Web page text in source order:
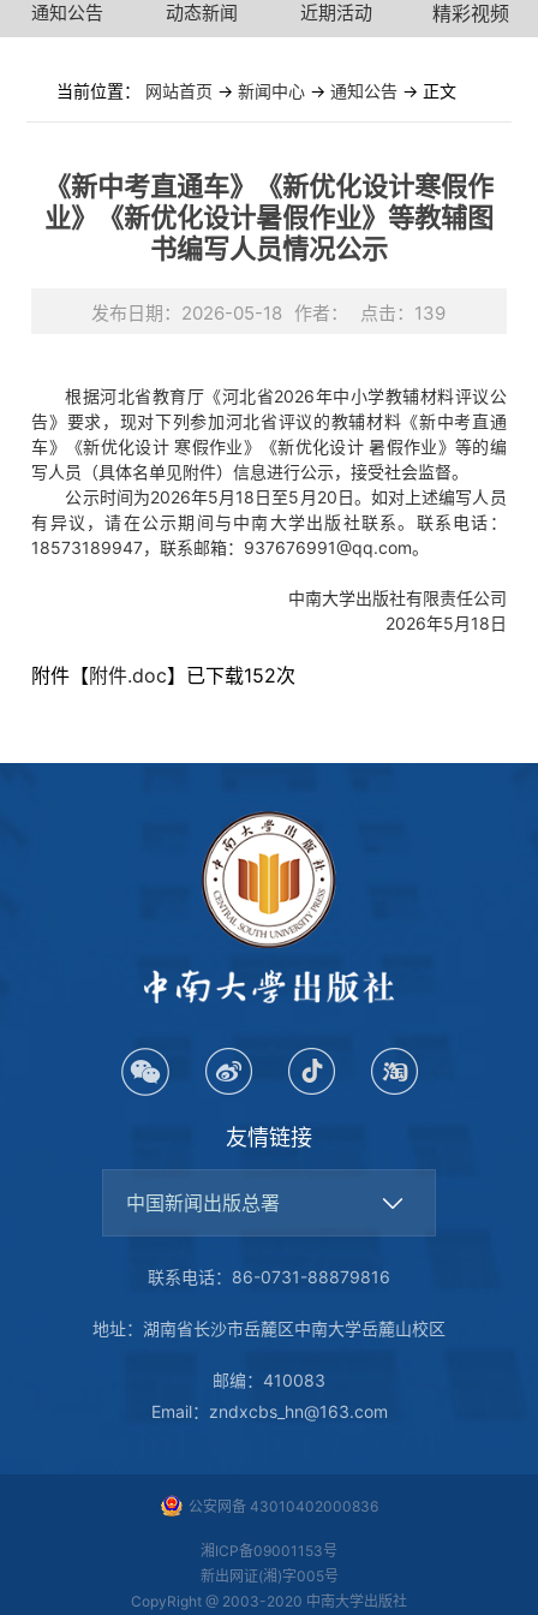
通知公告 动态新闻 近期活动 精彩视频
当前位置： 网站首页 ->新闻中心 ->通知公告 -> 正文
《新中考直通车》《新优化设计寒假作
业》《新优化设计暑假作业》等教辅图
书编写人员情况公示
发布日期：2026-05-18 作者： 点击： 139
根据河北省教育厅《河北省2026年中小学教辅材料评议公
告》要求，现对下列参加河北省评议的教辅材料《新中考直通
车》《新优化设计 寒假作业》《新优化设计 暑假作业》等的编
写人员（具体名单见附件）信息进行公示，接受社会监督。
公示时间为2026年5月18日至5月20日。如对上述编写人员
有异议，请在公示期间与中南大学出版社联系。联系电话：
18573189947，联系邮箱：937676991@qq.com。
中南大学出版社有限责任公司
2026年5月18日
附件【附件.doc】已下载152次
友情链接
中国新闻出版总署
联系电话：86-0731-88879816
地址：湖南省长沙市岳麓区中南大学岳麓山校区
邮编：410083
Email：zndxcbs_hn@163.com
公安网备 43010402000836
湘ICP备09001153号
新出网证(湘)字005号
CopyRight @ 2003-2020 中南大学出版社